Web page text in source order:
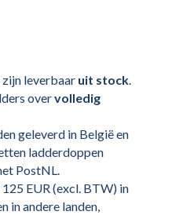
leverbaar uit stock.
overvolledig
geleverd in België en
ladderdoppen
PostNL.
EUR (excl. BTW) in
in andere landen,